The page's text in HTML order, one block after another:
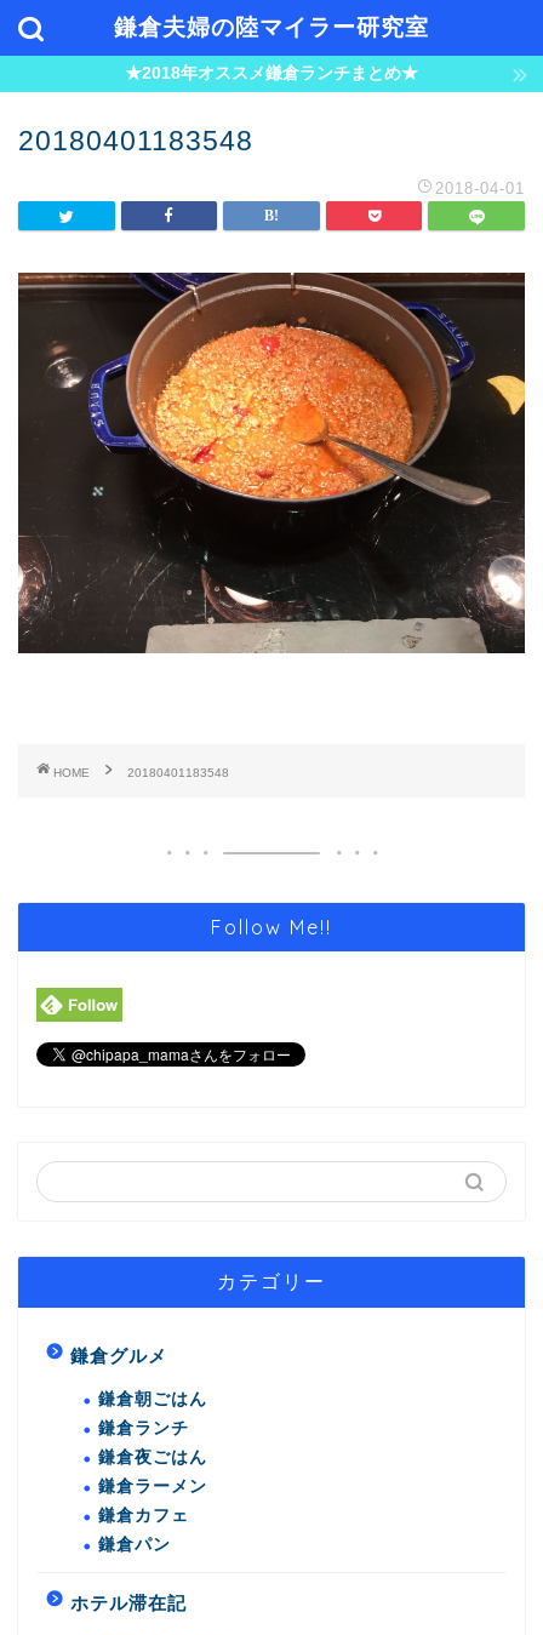
鎌倉夫婦の陸マイラー研究室
★2018年オススメ鎌倉ランチまとめ★
20180401183548
2018-04-01
HOME 20180401183548
Follow Me!!
カテゴリー
鎌倉グルメ
鎌倉朝ごはん
鎌倉ランチ
鎌倉夜ごはん
鎌倉ラーメン
鎌倉カフェ
鎌倉パン
ホテル滞在記